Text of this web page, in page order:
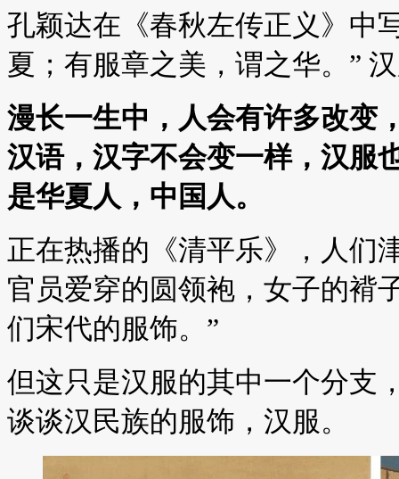
孔颖达在《春秋左传正义》中
夏；有服章之美，谓之华。”
漫长一生中，人会有许多改变
汉语，汉字不会变一样，汉服
是华夏人，中国人。
正在热播的《清平乐》，人们
官员爱穿的圆领袍，女子的褙
们宋代的服饰。”
但这只是汉服的其中一个分支
谈谈汉民族的服饰，汉服。